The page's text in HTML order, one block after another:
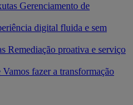
Gerenciamento de
digital fluida e sem
Remediação proativa e serviço
Vamos fazer a transformação